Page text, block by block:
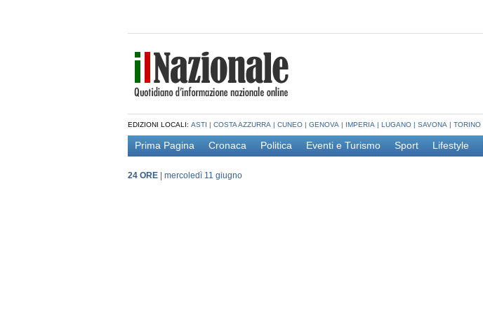
EDIZIONI LOCALI: ASTI | COSTA AZZURRA | CUNEO | GENOVA | IMPERIA | LUGANO | SAVONA | TORINO
Prima Pagina Cronaca Politica Eventi e Turismo Sport Lifestyle
24 ORE mercoledì 11 giugno